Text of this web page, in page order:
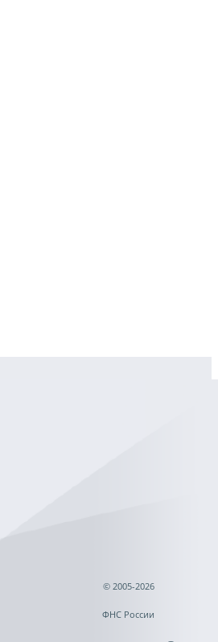
© 2005-2026
ФНС России